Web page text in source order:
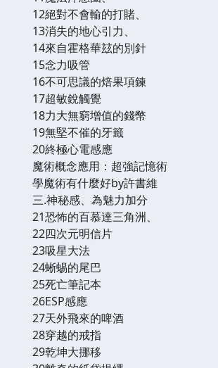
12絕對不會輸的打賭、
13消失的地心引力、
14來自霍格華玆的別針
15念力吸管
16不可思議的焙果項鍊
17超敏銳觸覺
18力大無窮增值的錢幣
19無堅不催的牙籤
20終極心電感應
魔術概念應用：超強記憶術
學魔術有什麼好by許書維
三.神秘感、為魅力加分
21恐怖的百慕達三角洲、
22四次元明信片
23吸星大法
24蜥蜴的尾巴
25死亡筆記本
26ESP感應
27天外飛來的啤酒
28穿越的戒指
29乾坤大挪移